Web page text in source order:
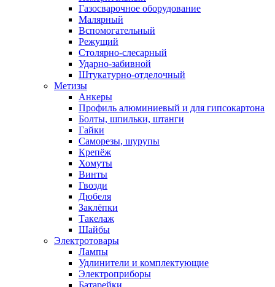
Газосварочное оборудование
Малярный
Вспомогательный
Режущий
Столярно-слесарный
Ударно-забивной
Штукатурно-отделочный
Метизы
Анкеры
Профиль алюминиевый и для гипсокартона
Болты, шпильки, штанги
Гайки
Саморезы, шурупы
Крепёж
Хомуты
Винты
Гвозди
Дюбеля
Заклёпки
Такелаж
Шайбы
Электротовары
Лампы
Удлинители и комплектующие
Электроприборы
Батарейки